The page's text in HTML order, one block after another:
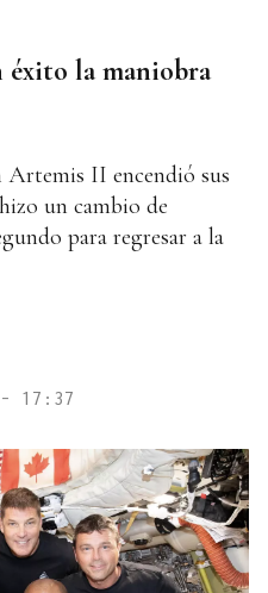
la maniobra
Artemis II encendió sus
un cambio de
para regresar a la
17:37